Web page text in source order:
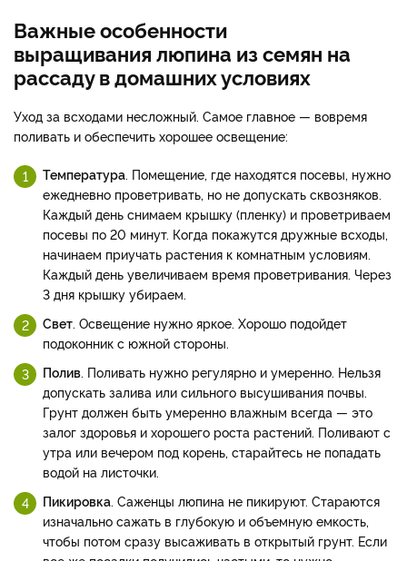
Важные особенности
выращивания люпина из семян на
рассаду в домашних условиях
Уход за всходами несложный. Самое главное — вовремя
поливать и обеспечить хорошее освещение:
Температура . Помещение, где находятся посевы, нужно
ежедневно проветривать, но не допускать сквозняков.
Каждый день снимаем крышку (пленку) и проветриваем
посевы по 20 минут. Когда покажутся дружные всходы,
начинаем приучать растения к комнатным условиям.
Каждый день увеличиваем время проветривания. Через
3 дня крышку убираем.
Свет . Освещение нужно яркое. Хорошо подойдет
подоконник с южной стороны.
Полив . Поливать нужно регулярно и умеренно. Нельзя
допускать залива или сильного высушивания почвы.
Грунт должен быть умеренно влажным всегда — это
залог здоровья и хорошего роста растений. Поливают с
утра или вечером под корень, старайтесь не попадать
водой на листочки.
Пикировка . Саженцы люпина не пикируют. Стараются
изначально сажать в глубокую и объемную емкость,
чтобы потом сразу высаживать в открытый грунт. Если